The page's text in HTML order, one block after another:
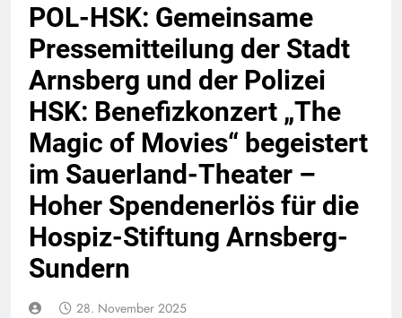
POL-HSK: Gemeinsame
Pressemitteilung der Stadt
Arnsberg und der Polizei
HSK: Benefizkonzert „The
Magic of Movies“ begeistert
im Sauerland-Theater –
Hoher Spendenerlös für die
Hospiz-Stiftung Arnsberg-
Sundern
28. November 2025